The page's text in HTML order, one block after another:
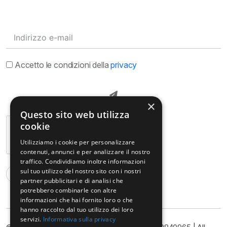
Accetto le condizioni dellaprivacy
×
Questo sito web utilizza
cookie
Utilizziamo i cookie per personalizzare
contenuti, annunci e per analizzare il nostro
traffico. Condividiamo inoltre informazioni
sul tuo utilizzo del nostro sito con i nostri
partner pubblicitari e di analisi che
potrebbero combinarle con altre
informazioni che hai fornito loro o che
hanno raccolto dal tuo utilizzo dei loro
servizi. Informativa sulla privacy